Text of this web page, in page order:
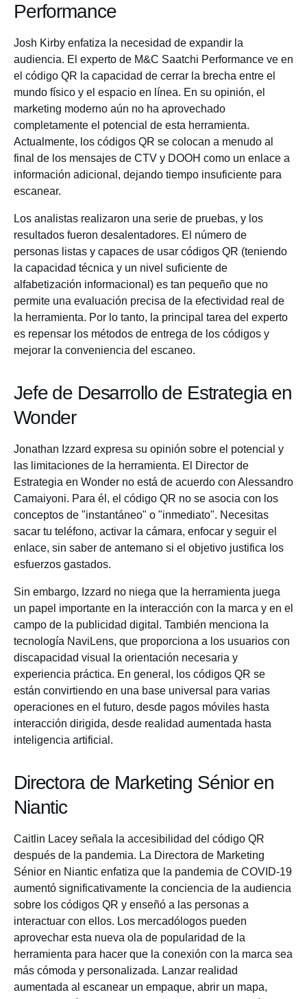
Performance
Josh Kirby enfatiza la necesidad de expandir la
audiencia. El experto de M&C Saatchi Performance ve en
el código QR la capacidad de cerrar la brecha entre el
mundo físico y el espacio en línea. En su opinión, el
marketing moderno aún no ha aprovechado
completamente el potencial de esta herramienta.
Actualmente, los códigos QR se colocan a menudo al
final de los mensajes de CTV y DOOH como un enlace a
información adicional, dejando tiempo insuficiente para
escanear.
Los analistas realizaron una serie de pruebas, y los
resultados fueron desalentadores. El número de
personas listas y capaces de usar códigos QR (teniendo
la capacidad técnica y un nivel suficiente de
alfabetización informacional) es tan pequeño que no
permite una evaluación precisa de la efectividad real de
la herramienta. Por lo tanto, la principal tarea del experto
es repensar los métodos de entrega de los códigos y
mejorar la conveniencia del escaneo.
Jefe de Desarrollo de Estrategia en
Wonder
Jonathan Izzard expresa su opinión sobre el potencial y
las limitaciones de la herramienta. El Director de
Estrategia en Wonder no está de acuerdo con Alessandro
Camaiyoni. Para él, el código QR no se asocia con los
conceptos de "instantáneo" o "inmediato". Necesitas
sacar tu teléfono, activar la cámara, enfocar y seguir el
enlace, sin saber de antemano si el objetivo justifica los
esfuerzos gastados.
Sin embargo, Izzard no niega que la herramienta juega
un papel importante en la interacción con la marca y en el
campo de la publicidad digital. También menciona la
tecnología NaviLens, que proporciona a los usuarios con
discapacidad visual la orientación necesaria y
experiencia práctica. En general, los códigos QR se
están convirtiendo en una base universal para varias
operaciones en el futuro, desde pagos móviles hasta
interacción dirigida, desde realidad aumentada hasta
inteligencia artificial.
Directora de Marketing Sénior en
Niantic
Caitlin Lacey señala la accesibilidad del código QR
después de la pandemia. La Directora de Marketing
Sénior en Niantic enfatiza que la pandemia de COVID-19
aumentó significativamente la conciencia de la audiencia
sobre los códigos QR y enseñó a las personas a
interactuar con ellos. Los mercadólogos pueden
aprovechar esta nueva ola de popularidad de la
herramienta para hacer que la conexión con la marca sea
más cómoda y personalizada. Lanzar realidad
aumentada al escanear un empaque, abrir un mapa,